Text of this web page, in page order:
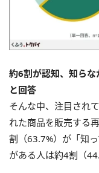
約6割が認知、知らな
と回答
そんな中、注目され
れた商品を販売する
割（63.7%）が「知
がある人は約4割（